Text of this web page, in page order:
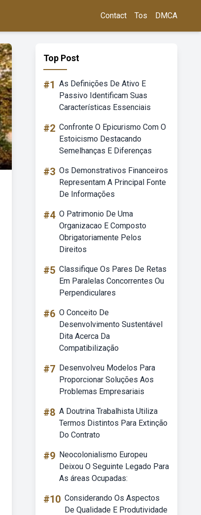
Contact Tos DMCA
Top Post
#1 As Definições De Ativo E
Passivo Identificam Suas
Características Essenciais
#2 Confronte O Epicurismo Com O
Estoicismo Destacando
Semelhanças E Diferenças
#3 Os Demonstrativos Financeiros
Representam A Principal Fonte
De Informações
#4 O Patrimonio De Uma
Organizacao E Composto
Obrigatoriamente Pelos
Direitos
#5 Classifique Os Pares De Retas
Em Paralelas Concorrentes Ou
Perpendiculares
#6 O Conceito De
Desenvolvimento Sustentável
Dita Acerca Da
Compatibilização
#7 Desenvolveu Modelos Para
Proporcionar Soluções Aos
Problemas Empresariais
#8 A Doutrina Trabalhista Utiliza
Termos Distintos Para Extinção
Do Contrato
#9 Neocolonialismo Europeu
Deixou O Seguinte Legado Para
As áreas Ocupadas:
#10 Considerando Os Aspectos
De Qualidade E Produtividade